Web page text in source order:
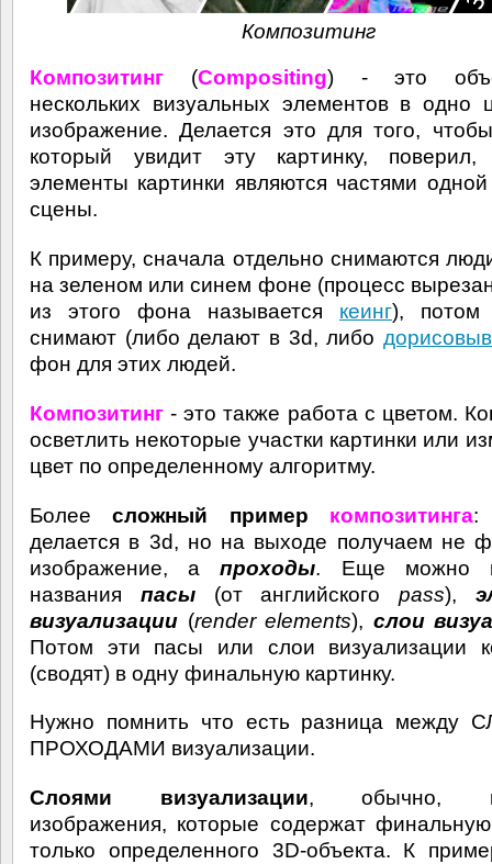
Композитинг
Композитинг (Compositing) - это
нескольких визуальных элементов в одно
изображение. Делается это для того,
который увидит эту картинку,
элементы картинки являются частями
сцены.
К примеру, сначала отдельно снимаются
на зеленом или синем фоне (процесс
из этого фона называется кеинг), потом
снимают (либо делают в 3d, либо
фон для этих людей.
Композитинг - это также работа с цветом.
осветлить некоторые участки картинки или
цвет по определенному алгоритму.
Болеесложный пример композитинга:
делается в 3d, но на выходе получаем не
изображение, апроходы. Еще можно
названия пасы(от английскогоpass),
визуализации (render elements), слои
Потом эти пасы или слои визуализации
(сводят) в одну финальную картинку.
Нужно помнить что есть разница между
ПРОХОДАМИ визуализации.
Слоями визуализации, обычно,
изображения, которые содержат финальную
только определенного 3D-объекта. К